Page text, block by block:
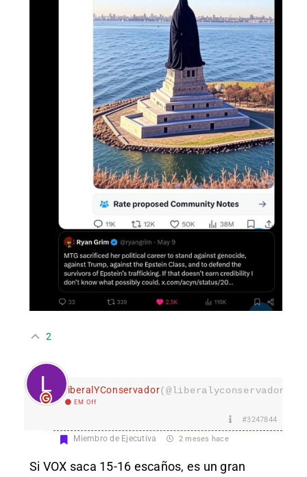
2
LiberalYConservador
EM Off
#3247844
Miembro de Ejecutiva 2 meses hace
Si VOX saca 15-16 escaños, es un gran